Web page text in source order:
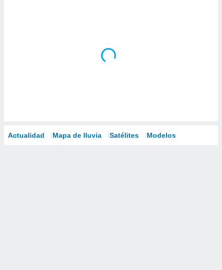
Actualidad Mapa de lluvia Satélites Modelos